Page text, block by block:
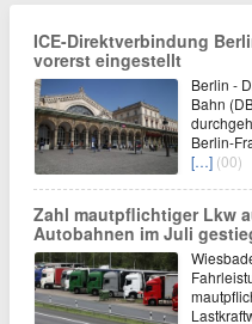
ICE-Direktverbindung
vorerst eingestellt
Berlin -
Bahn
Berlin-
[…] (00)
Zahl mautpflichtiger Lkw
Autobahnen im Juli